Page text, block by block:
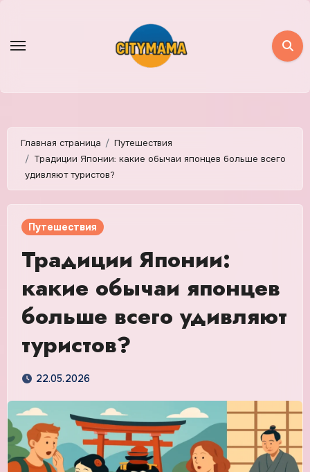
содержимому
Главная страница
Путешествия
Традиции Японии: какие обычаи японцев больше всего
удивляют туристов?
Путешествия
Традиции Японии:
какие обычаи японцев
больше всего удивляют
туристов?
22.05.2026